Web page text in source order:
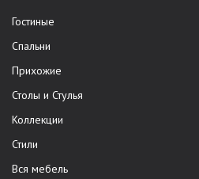
Гостиные
Спальни
Прихожие
Столы и Стулья
Коллекции
Стили
Вся мебель